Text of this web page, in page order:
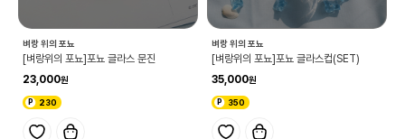
벼랑 위의 포뇨
[벼랑위의 포뇨]포뇨 글라스 문진
23,000
230
벼랑 위의 포뇨
[벼랑위의 포뇨]포뇨 글라스컵(SET)
35,000
350